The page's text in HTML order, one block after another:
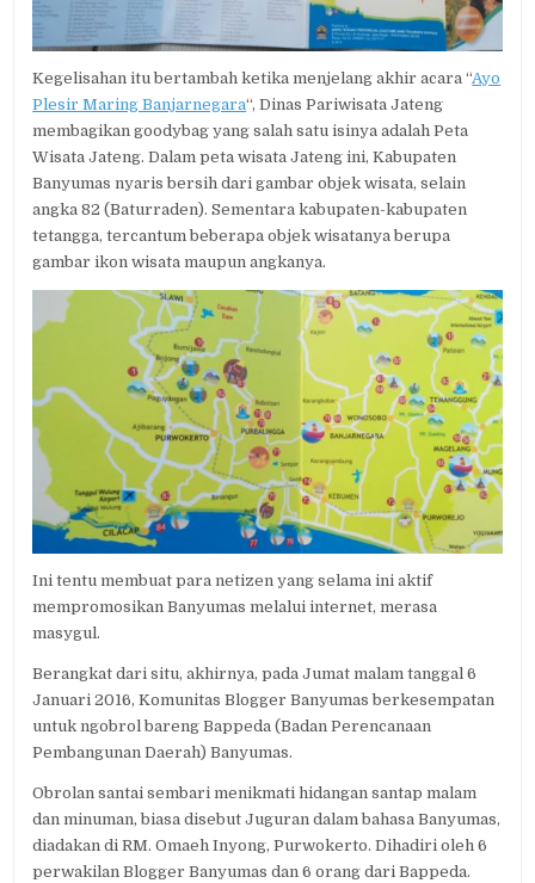
Kegelisahan itu bertambah ketika menjelang akhir acara “Ayo
Plesir Maring Banjarnegara“, Dinas Pariwisata Jateng
membagikan goodybag yang salah satu isinya adalah Peta
Wisata Jateng. Dalam peta wisata Jateng ini, Kabupaten
Banyumas nyaris bersih dari gambar objek wisata, selain
angka 82 (Baturraden). Sementara kabupaten-kabupaten
tetangga, tercantum beberapa objek wisatanya berupa
gambar ikon wisata maupun angkanya.
Ini tentu membuat para netizen yang selama ini aktif
mempromosikan Banyumas melalui internet, merasa
masygul.
Berangkat dari situ, akhirnya, pada Jumat malam tanggal 6
Januari 2016, Komunitas Blogger Banyumas berkesempatan
untuk ngobrol bareng Bappeda (Badan Perencanaan
Pembangunan Daerah) Banyumas.
Obrolan santai sembari menikmati hidangan santap malam
dan minuman, biasa disebut Juguran dalam bahasa Banyumas,
diadakan di RM. Omaeh Inyong, Purwokerto. Dihadiri oleh 6
perwakilan Blogger Banyumas dan 6 orang dari Bappeda.